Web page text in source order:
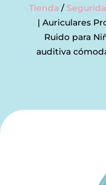
Tienda /
| Auriculares
Ruido para
auditiva